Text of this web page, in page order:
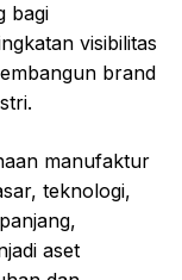
bagi
visibilitas
brand
manufaktur
teknologi,
aset